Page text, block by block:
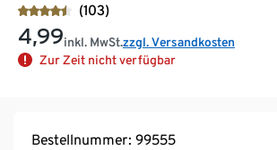
(103)
4,99inkl. MwSt.zzgl. Versandkosten
Zur Zeit nicht verfügbar
Bestellnummer: 99555